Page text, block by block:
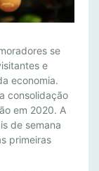
se
e
economia.
consolidação
em 2020. A
de semana
primeiras